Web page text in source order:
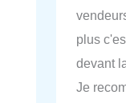
plus
devant
Je